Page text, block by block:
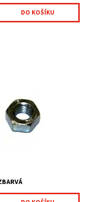
skladě